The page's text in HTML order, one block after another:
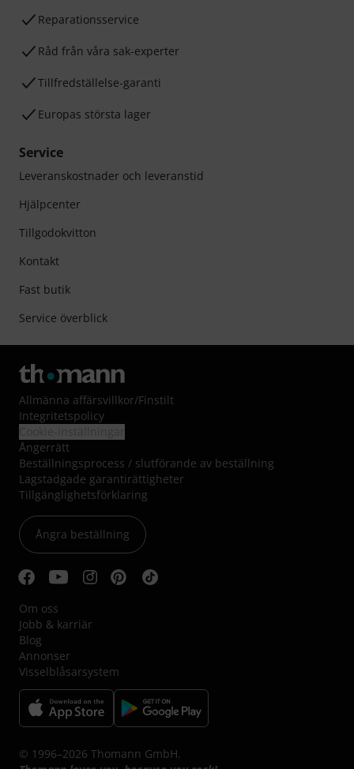
Reparationsservice
Råd från våra sak-experter
Tillfredställelse-garanti
Europas största lager
Service
Leveranskostnader och leveranstid
Hjälpcenter
Tillgodokvitton
Kontakt
Fast butik
Service överblick
Allmänna affärsvillkor/Finstilt
Integritetspolicy
Ångerrätt
Beställningsprocess / slutförande av beställning
Lagstadgade garantirättigheter
Tillgänglighetsförklaring
Ångra beställning
Om oss
Jobb & karriär
Blog
Annonser
Visselblåsarsystem
© 1996–2026 Thomann GmbH.